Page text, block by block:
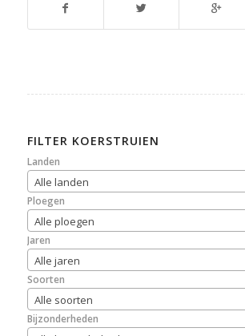
FILTER KOERSTRUIEN
Landen
Alle landen
Ploegen
Alle ploegen
Jaren
Alle jaren
Soorten
Alle soorten
Bijzonderheden